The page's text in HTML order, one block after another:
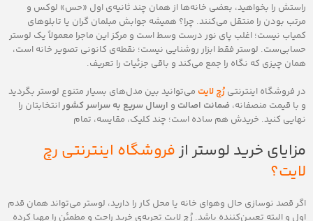
راستش را بخواهید، بعضی خانه‌ها از همان چند ثانیه‌ی اول «حس» لوکس و
مرتب بودن را منتقل می‌کنند. چرا؟ همیشه جوابش مبلمان گران یا تابلوهای
کمیاب نیست؛ اغلب پای نور درست وسط است و مرکز این ماجرا معمولاً یک لوستر
حسابی‌ست. لوستر فقط ابزار روشنایی نیست؛ نقطه‌ی کانونی تصویر خانه است،
همان چیزی که نگاه را جمع می‌کند و باقی جزئیات را تعریف.
در فروشگاه اینترنتی رُچ لایت می‌توانید بین مدل‌های بسیار متنوع لوستر بگردید
و با قیمت منصفانه، ضمانت اصالت و ارسال سریع به سراسر کشورانتخابتان را
نهایی کنید. خریدش هم ساده است؛ چند کلیک، مقایسه، تمام
مزایای خرید لوستر ازفروشگاه اینترنتی رچ
لایت؟
اگر قصد نوسازی حال ‌وهوای خانه یا محل کار را دارید، لوستر می‌تواند همان قدم
اول و البته تعیین‌کننده باشد. رُچ لایت تجربه‌ی خرید راحت و مطمئن را مهیا کرده